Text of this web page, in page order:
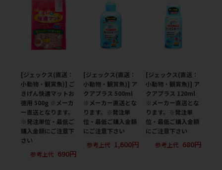
[ジェックス(直送：
小動物・観賞魚)] ご
きげん快適マットお
徳用 500g ※メーカ
ー直送となります。
※発注単位・最低ご
購入金額にご注意下
さい
参考上代 690円
[ジェックス(直送：
小動物・観賞魚)] ア
クアプラス 500ml
※メーカー直送とな
ります。※発注単
位・最低ご購入金額
にご注意下さい
参考上代 1,600円
[ジェックス(直送：
小動物・観賞魚)] ア
クアプラス 120ml
※メーカー直送とな
ります。※発注単
位・最低ご購入金額
にご注意下さい
参考上代 680円